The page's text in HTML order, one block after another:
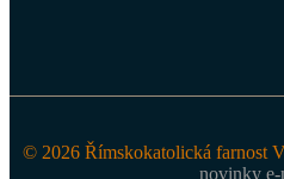
© 2026 Římskokatolická farnost
novinky e-